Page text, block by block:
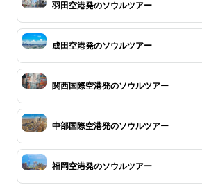
羽田空港発のソウルツアー
成田空港発のソウルツアー
関西国際空港発のソウルツアー
中部国際空港発のソウルツアー
福岡空港発のソウルツアー